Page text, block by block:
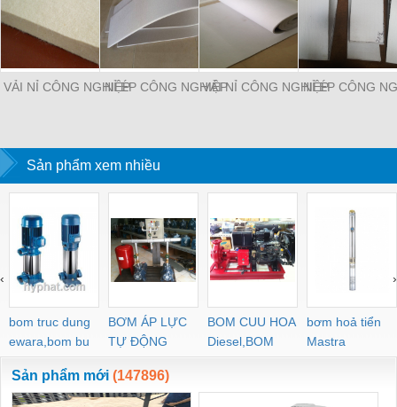
VẢI NỈ CÔNG NGHIỆPNỈ ÉP CÔNG NGHIỆPVẢI NỈ CÔNG NGHIỆPNỈ ÉP CÔNG
Sản phẩm xem nhiều
bom truc dung
ewara,bom bu
ewara
BƠM ÁP LỰC
TỰ ĐỘNG
BOM CUU HOA
Diesel,BOM
CHUA CHAY
bơm hoả tiển
Mastra
‹ ›
Sản phẩm mới (147896)